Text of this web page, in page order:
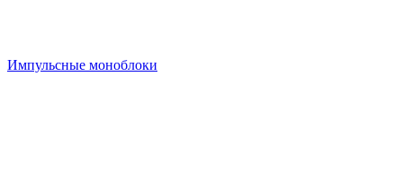
Импульсные моноблоки